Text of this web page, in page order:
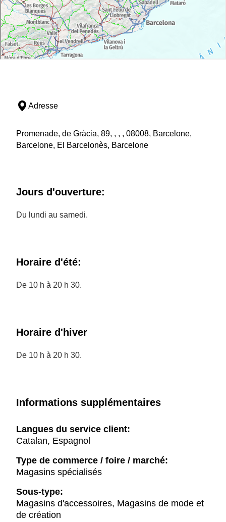
Adresse
Promenade, de Gràcia, 89, , , , 08008, Barcelone,
Barcelone, El Barcelonès, Barcelone
Jours d'ouverture:
Du lundi au samedi.
Horaire d'été:
De 10 h à 20 h 30.
Horaire d'hiver
De 10 h à 20 h 30.
Informations supplémentaires
Langues du service client:
Catalan, Espagnol
Type de commerce / foire / marché:
Magasins spécialisés
Sous-type:
Magasins d'accessoires, Magasins de mode et
de création